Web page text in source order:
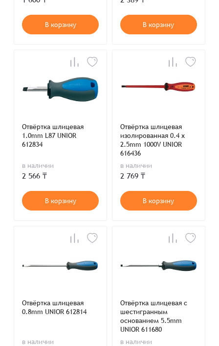
В корзину В корзину
Отвёртка шлицевая
1.0mm L87 UNIOR
612834
в наличии
2 566 ₸
В корзину
Отвёртка шлицевая
изолированная 0.4 x
2.5mm 1000V UNIOR
616436
в наличии
2 769 ₸
В корзину
Отвёртка шлицевая
0.8mm UNIOR 612814
в наличии
Отвёртка шлицевая с
шестигранным
основанием 5.5mm
UNIOR 611680
в наличии